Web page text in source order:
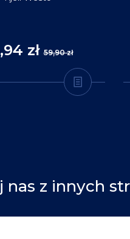
zł59,90 zł
nas z innych